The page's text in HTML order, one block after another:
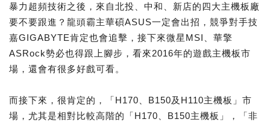
暴力超頻技術之後，來自北投、中和、新店的四大主機板廠
要不要跟進？龍頭霸主華碩ASUS一定會出招，競爭對手技
嘉GIGABYTE肯定也會追擊，接下來微星MSI、華擎
ASRock勢必也得跟上腳步，看來2016年的遊戲主機板市
場，還會有很多好戲可看。
而接下來，很肯定的，「H170、B150及H110主機板」市
場，尤其是相對比較高階的「H170、B150主機板」，「非